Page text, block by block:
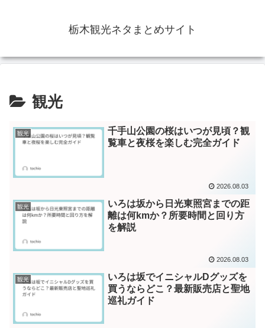
栃木観光ネタまとめサイト
観光
観光
千手山公園の桜はいつが見頃？観
覧車と夜桜を楽しむ完全ガイド
2026.08.03
観光
いろは坂から日光東照宮までの距
離は何kmか？所要時間と回り方
を解説
2026.08.03
観光
いろは坂でイニシャルDグッズを
買うならどこ？最新販売店と聖地
巡礼ガイド